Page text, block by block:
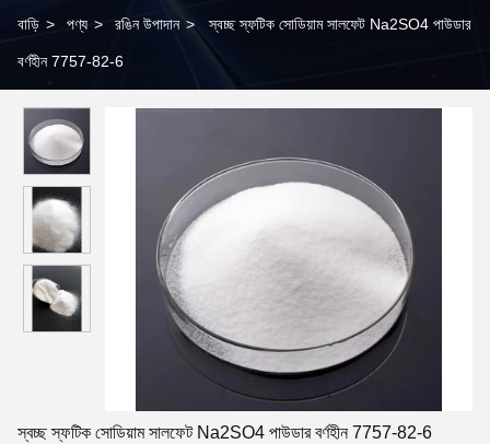
বাড়ি > পণ্য > রঙিন উপাদান > স্বচ্ছ স্ফটিক সোডিয়াম সালফেট Na2SO4 পাউডার
বর্ণহীন 7757-82-6
স্বচ্ছ স্ফটিক সোডিয়াম সালফেট Na2SO4 পাউডার বর্ণহীন 7757-82-6